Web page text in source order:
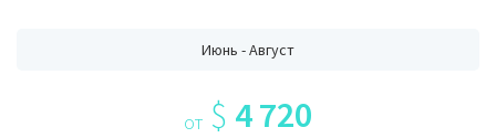
Июнь - Август
от $ 4 720